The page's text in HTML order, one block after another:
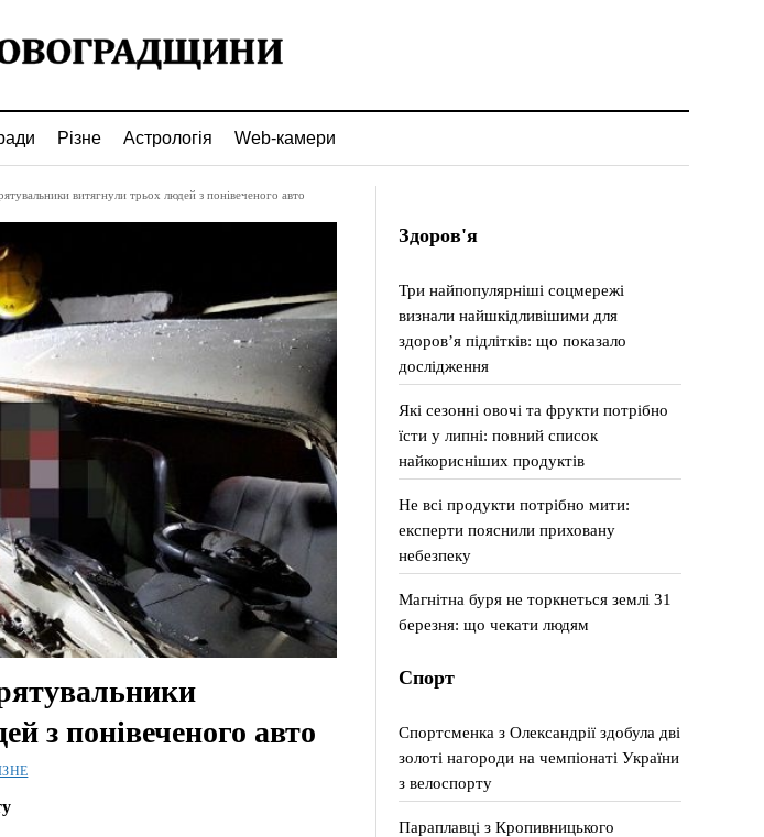
Різне Астрологія Web-камери
витягнули трьох людей з понівеченого авто
з понівеченого авто
Здоров'я
Три найпопулярніші соцмережі
визнали найшкідливішими для
здоров’я підлітків: що показало
дослідження
Які сезонні овочі та фрукти потрібно
їсти у липні: повний список
найкорисніших продуктів
Не всі продукти потрібно мити:
експерти пояснили приховану
небезпеку
Магнітна буря не торкнеться землі 31
березня: що чекати людям
Спорт
Спортсменка з Олександрії здобула дві
золоті нагороди на чемпіонаті України
з велоспорту
Параплавці з Кропивницького